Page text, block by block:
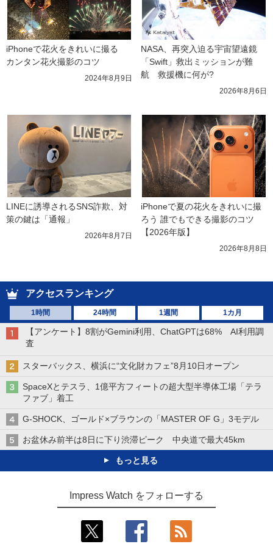
iPhoneで花火をきれいに撮る
カンタン花火撮影のコツ
2024年8月9日
NASA、再突入迫る宇宙望遠鏡
「Swift」救出ミッションが難
航　救援機に何が?
2026年8月6日
LINEに誘導されるSNS詐欺、対
策の鍵は「通報」
2026年8月7日
iPhoneで夏の花火をきれいに撮
ろう 誰でもできる撮影のコツ
【2026年版】
2026年8月8日
アクセスランキング
1時間 24時間 1週間 1カ月
【アンケート】8割がGemini利用、ChatGPTは68% AI利用調
査
スターバックス、横浜に“文化財カフェ”8月10日オープン
SpaceXとテスラ、1億平方フィートの超大型半導体工場「テラ
ファブ」着工
G-SHOCK、ゴールド×ブラウンの「MASTER OF G」3モデル
お盆休み前半は8日に下り渋滞ピーク 中央道で最大45km
もっと見る
Impress Watch をフォローする